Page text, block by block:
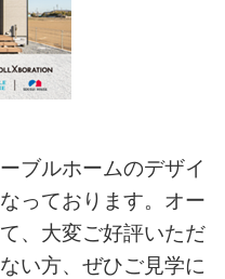
ブルホームのデザイ
っております。オー
、大変ご好評いただ
い方、ぜひご見学に